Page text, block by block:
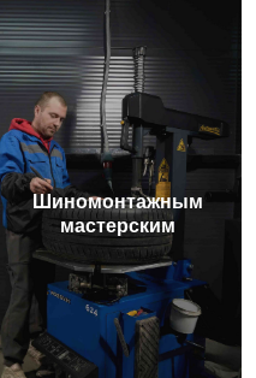
Шиномонтажным
мастерским